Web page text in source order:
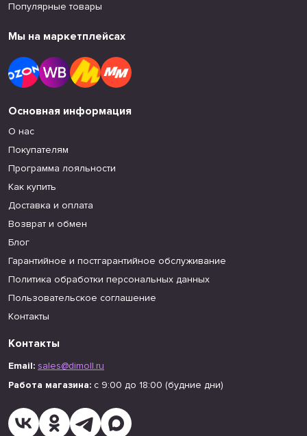
Популярные товары
Мы на маркетплейсах
Основная информация
О нас
Покупателям
Программа лояльности
Как купить
Доставка и оплата
Возврат и обмен
Блог
Гарантийное и постгарантийное обслуживание
Политика обработки персональных данных
Пользовательское соглашение
Контакты
Контакты
Email: sales@dimoll.ru
Работа магазина: с 9:00 до 18:00 (будние дни)